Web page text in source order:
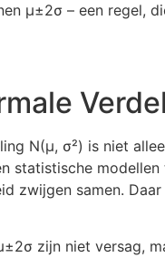
μ±2σ – een regel,
N(μ, σ²) is niet
statistische
zwijgen samen.
zijn niet versag,